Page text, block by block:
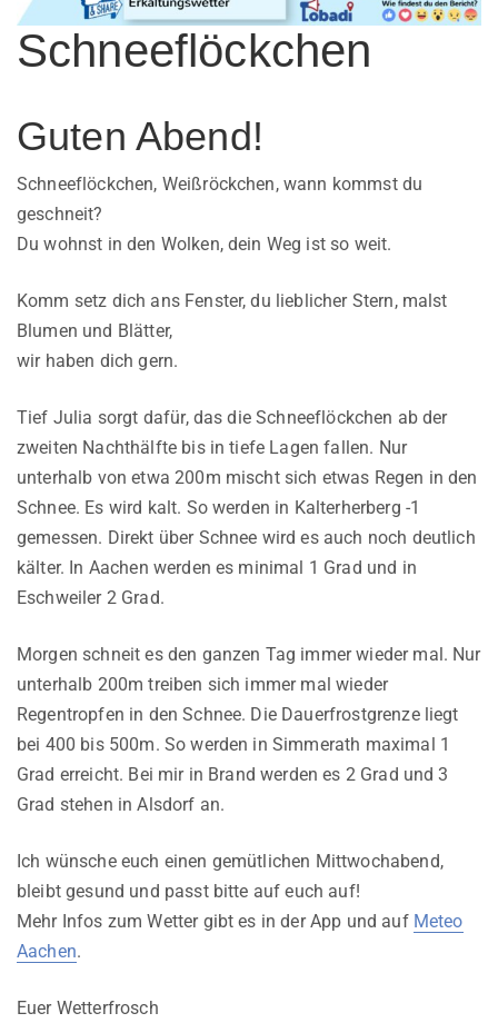
Schneeflöckchen
Guten Abend!
Schneeflöckchen, Weißröckchen, wann kommst du
geschneit?
Du wohnst in den Wolken, dein Weg ist so weit.
Komm setz dich ans Fenster, du lieblicher Stern, malst
Blumen und Blätter,
wir haben dich gern.
Tief Julia sorgt dafür, das die Schneeflöckchen ab der
zweiten Nachthälfte bis in tiefe Lagen fallen. Nur
unterhalb von etwa 200m mischt sich etwas Regen in den
Schnee. Es wird kalt. So werden in Kalterherberg -1
gemessen. Direkt über Schnee wird es auch noch deutlich
kälter. In Aachen werden es minimal 1 Grad und in
Eschweiler 2 Grad.
Morgen schneit es den ganzen Tag immer wieder mal. Nur
unterhalb 200m treiben sich immer mal wieder
Regentropfen in den Schnee. Die Dauerfrostgrenze liegt
bei 400 bis 500m. So werden in Simmerath maximal 1
Grad erreicht. Bei mir in Brand werden es 2 Grad und 3
Grad stehen in Alsdorf an.
Ich wünsche euch einen gemütlichen Mittwochabend,
bleibt gesund und passt bitte auf euch auf!
Mehr Infos zum Wetter gibt es in der App und auf Meteo
Aachen.
Euer Wetterfrosch